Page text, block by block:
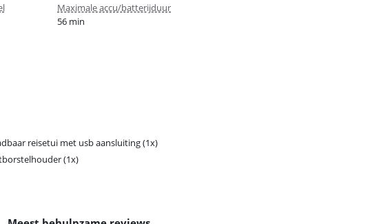
Maximale accu/batterijduur
56 min
reisetui met usb aansluiting (1x)
(1x)